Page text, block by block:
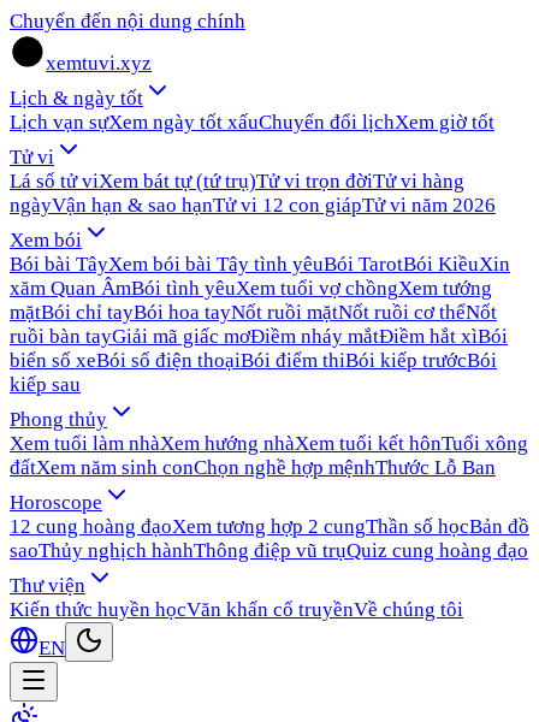
Chuyển đến nội dung chính
xemtuvi.xyz
Lịch & ngày tốt
Lịch vạn sựXem ngày tốt xấuChuyển đổi lịchXem giờ tốt
Tử vi
Lá số tử viXem bát tự (tứ trụ)Tử vi trọn đờiTử vi hàng
ngàyVận hạn & sao hạnTử vi 12 con giápTử vi năm 2026
Xem bói
Bói bài TâyXem bói bài Tây tình yêuBói TarotBói KiềuXin
xăm Quan ÂmBói tình yêuXem tuổi vợ chồngXem tướng
mặtBói chỉ tayBói hoa tayNốt ruồi mặtNốt ruồi cơ thểNốt
ruồi bàn tayGiải mã giấc mơĐiềm nháy mắtĐiềm hắt xìBói
biển số xeBói số điện thoạiBói điểm thiBói kiếp trướcBói
kiếp sau
Phong thủy
Xem tuổi làm nhàXem hướng nhàXem tuổi kết hônTuổi xông
đấtXem năm sinh conChọn nghề hợp mệnhThước Lỗ Ban
Horoscope
12 cung hoàng đạoXem tương hợp 2 cungThần số họcBản đồ
saoThủy nghịch hànhThông điệp vũ trụQuiz cung hoàng đạo
Thư viện
Kiến thức huyền họcVăn khấn cổ truyềnVề chúng tôi
EN